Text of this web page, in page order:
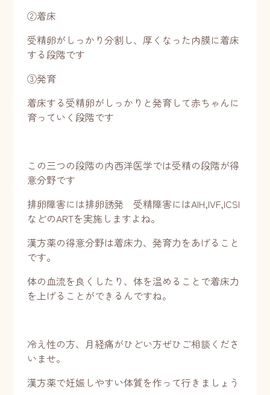
②着床
受精卵がしっかり分割し、厚くなった内膜に着床
する段階です
③発育
着床する受精卵がしっかりと発育して赤ちゃんに
育っていく段階です
この三つの段階の内西洋医学では受精の段階が得
意分野です
排卵障害には排卵誘発 受精障害にはAIH,IVF,ICSI
などのARTを実施しますよね。
漢方薬の得意分野は着床力、発育力をあげること
です。
体の血流を良くしたり、体を温めることで着床力
を上げることができるんですね。
冷え性の方、月経痛がひどい方ぜひご相談くださ
いませ。
漢方薬で妊娠しやすい体質を作って行きましょう